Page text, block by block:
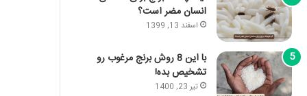
انسان مضر است؟
اسفند 13, 1399
با این 8 روش برنج مرغوب رو
تشخیص بده!
تیر 23, 1400